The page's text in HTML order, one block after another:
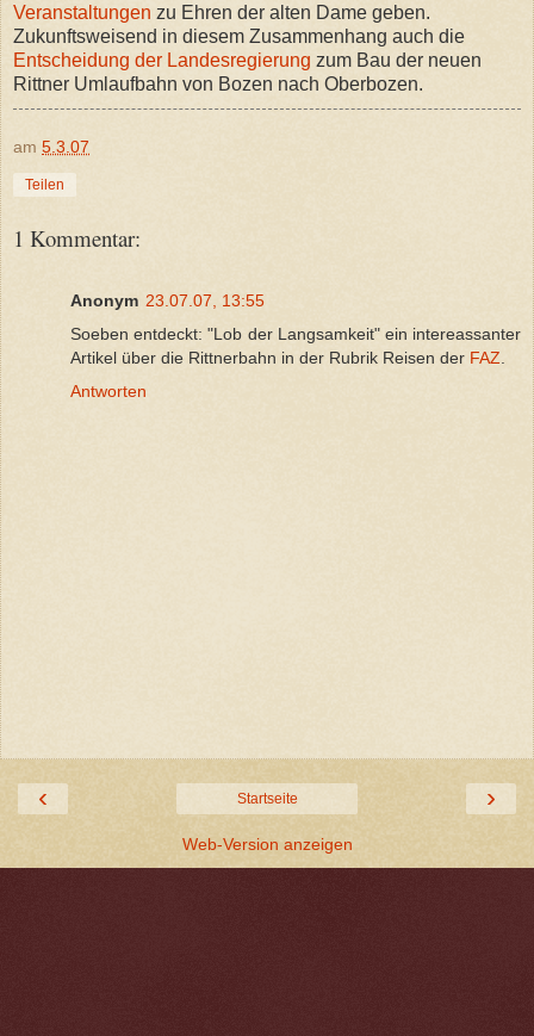
Veranstaltungen zu Ehren der alten Dame geben.
Zukunftsweisend in diesem Zusammenhang auch die
Entscheidung der Landesregierung zum Bau der neuen
Rittner Umlaufbahn von Bozen nach Oberbozen.
am 5.3.07
Teilen
1 Kommentar:
Anonym 23.07.07, 13:55
Soeben entdeckt: "Lob der Langsamkeit" ein intereassanter
Artikel über die Rittnerbahn in der Rubrik Reisen der FAZ
Antworten
‹ ›
Startseite
Web-Version anzeigen